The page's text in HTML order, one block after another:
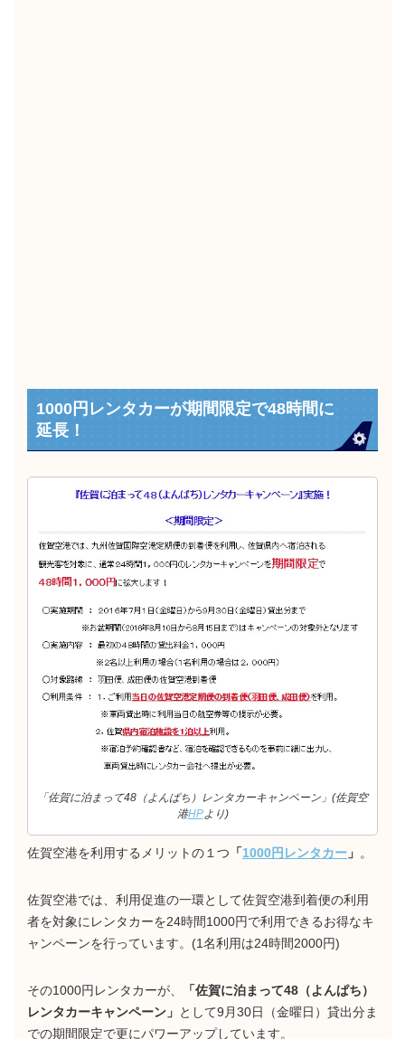
1000円レンタカーが期間限定で48時間に
延長！
「佐賀に泊まって48（よんぱち）レンタカーキャンペーン」(佐賀空
港HPより)
佐賀空港を利用するメリットの１つ 「1000円レンタカー 」 。
佐賀空港では、利用促進の一環として佐賀空港到着便の利用
者を対象にレンタカーを24時間1000円で利用できるお得なキ
ャンペーンを行っています。(1名利用は24時間2000円)
その1000円レンタカーが、
「佐賀に泊まって48（よんぱち）
レンタカーキャンペーン」 として9月30日（金曜日）貸出分ま
での期間限定で更にパワーアップしています。